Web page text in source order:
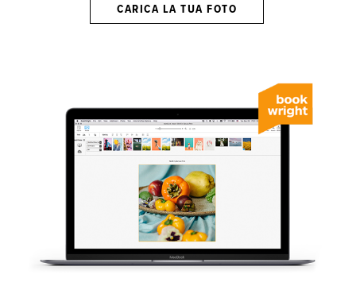
CARICA LA TUA FOTO